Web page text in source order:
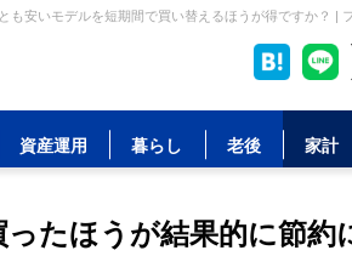
安いモデルを短期間で買い替えるほうが得ですか？ |
資産運用 暮らし 老後 家計
たほうが結果的に節約